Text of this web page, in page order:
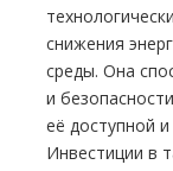
снижения
среды. Она
и
её доступной
Инвестиции в